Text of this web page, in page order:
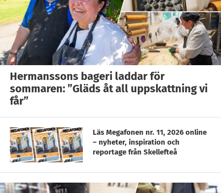
Hermanssons bageri laddar för
sommaren: ”Gläds åt all uppskattning vi
får”
Läs Megafonen nr. 11, 2026 online
– nyheter, inspiration och
reportage från Skellefteå